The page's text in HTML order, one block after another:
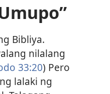
Bibliya.
nilalang
33:20) Pero
lalaki ng